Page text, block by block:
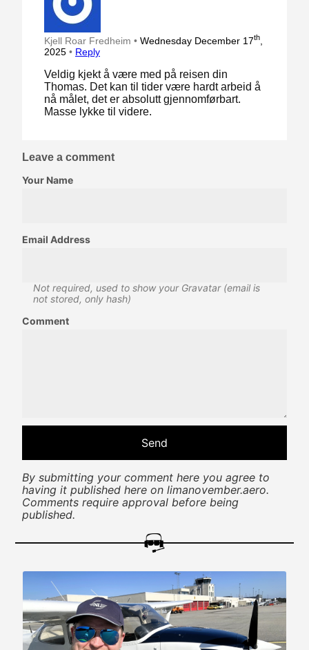
Kjell Roar Fredheim • Wednesday December 17th
2025 • Reply
Veldig kjekt å være med på reisen din
Thomas. Det kan til tider være hardt arbeid å
nå målet, det er absolutt gjennomførbart.
Masse lykke til videre.
Leave a comment
Your Name
Email Address
Not required, used to show your Gravatar (email is
not stored, only hash)
Comment
By submitting your comment here you agree to
having it published here on limanovember.aero.
Comments require approval before being
published.